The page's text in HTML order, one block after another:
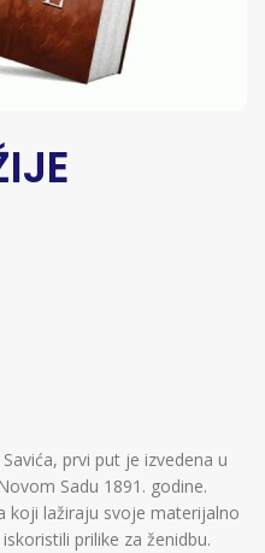
prvi put je izvedena u
Sadu 1891. godine.
koji lažiraju svoje materijalno
prilike za ženidbu.